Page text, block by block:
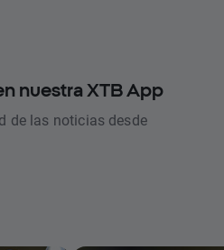
nuestra XTB App
de las noticias desde